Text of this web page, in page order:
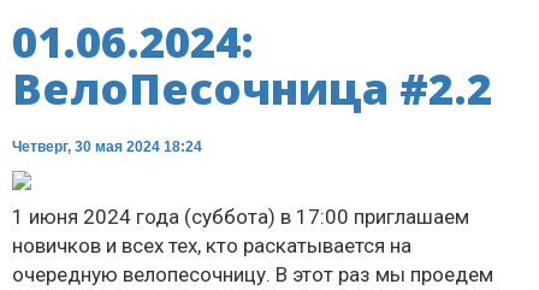
01.06.2024:
ВелоПесочница #2.2
Четверг, 30 мая 2024 18:24
1 июня 2024 года (суббота) в 17:00 приглашаем
новичков и всех тех, кто раскатывается на
очередную велопесочницу. В этот раз мы проедем